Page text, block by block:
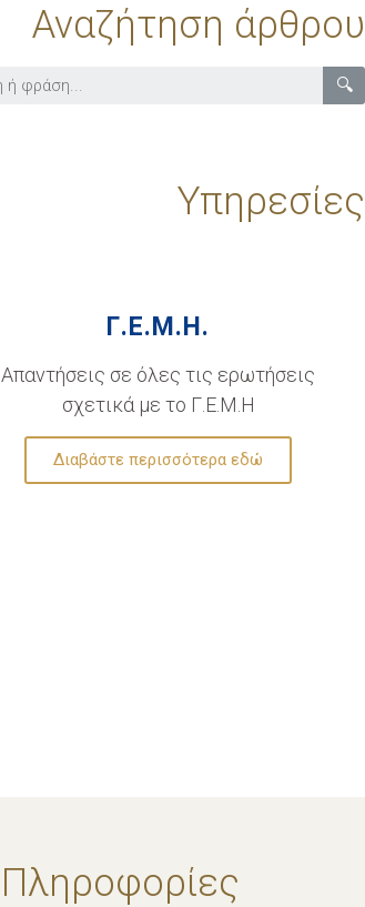
Αναζήτηση άρθρου
🔍
Υπηρεσίες
Γ.Ε.Μ.Η.
Απαντήσεις σε όλες τις ερωτήσεις
σχετικά με το Γ.Ε.Μ.Η
Διαβάστε περισσότερα εδώ
Πληροφορίες